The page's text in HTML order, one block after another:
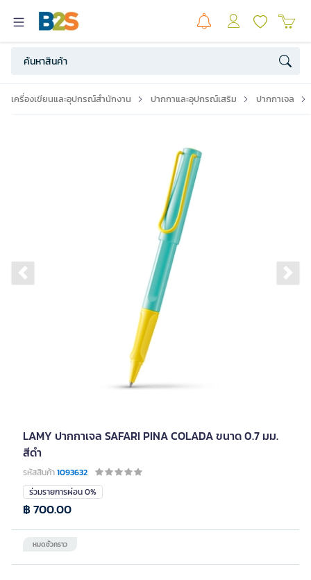
เครื่องเขียนและอุปกรณ์สำนักงาน ปากกาและอุปกรณ์เสริม ปากกาเจล
Previous slide
LAMY ปากกาเจล SAFARI PINA COLADA ขนาด 0.7 มม.
สีดำ
รหัสสินค้า1093632
ร่วมรายการผ่อน 0%
หมดชั่วคราว
฿ 700.00